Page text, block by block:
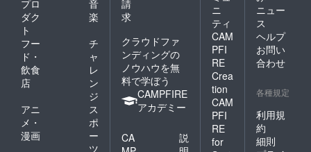
プロ
ダク
ト
音
楽
フー
ド・
飲食
店
チ
ャ
レ
ン
ジ
アニ
メ・
漫画
ス
ポ
ー
ツ
請
求
クラウドファ
ンディングの
ノウハウを無
料で学ぼう
CAMPFIRE
アカデミー
CA
説
ニ
ティ
CAM
PFI
RE
Crea
tion
CAM
PFI
RE
for
ニュー
ス
ヘルプ
お問い
合わせ
各種規定
利用規
約
細則